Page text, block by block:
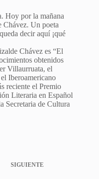
Hoy por la mañana
Chávez. Un poeta
decir aquí ¡qué
Chávez es “El
obtenidos
Villaurruata, el
Iberoamericano
reciente el Premio
Literaria en Español
Secretaria de Cultura
SIGUIENTE